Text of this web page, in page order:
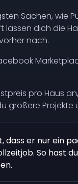
Sachen, wie
lassen dich die
nach.
pro Haus
größere Projekte
dass er nur ein
So hast